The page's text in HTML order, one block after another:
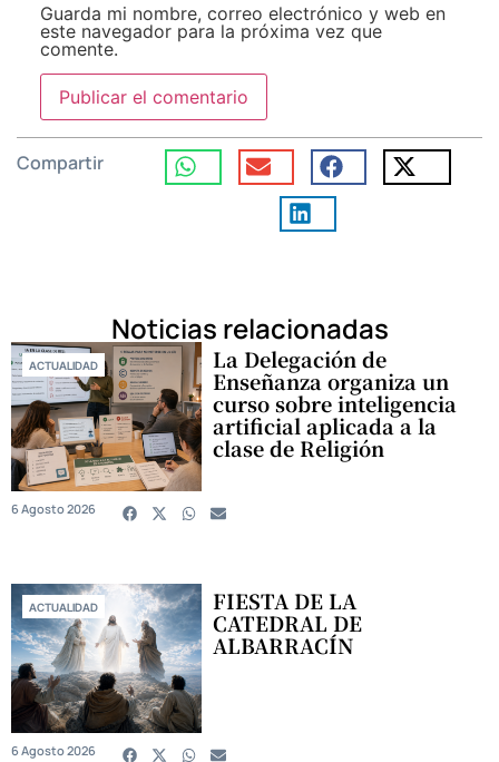
Guarda mi nombre, correo electrónico y web en
este navegador para la próxima vez que
comente.
Compartir
Noticias relacionadas
ACTUALIDAD La Delegación de
Enseñanza organiza un
curso sobre inteligencia
artificial aplicada a la
clase de Religión
6 Agosto 2026
ACTUALIDAD FIESTA DE LA
CATEDRAL DE
ALBARRACÍN
6 Agosto 2026